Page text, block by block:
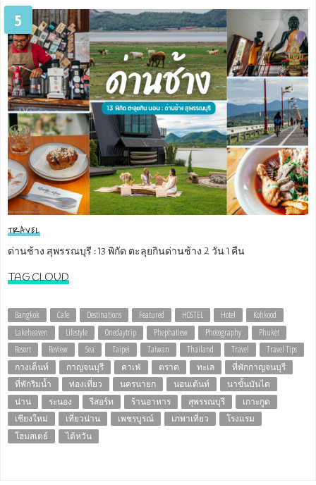
5
TRAVEL
ด่านช้าง สุพรรณบุรี : 13 พิกัด ตะลุยกินด่านช้าง 2 วัน 1 คืน
TAG CLOUD
Bangkok Cafe Destinations Featured HOSTEL Hotel
Kohkood
Lakeheaven
Lifestyle Onedaytrip Phephatiew Photography
Phuket
Resort
Review Sea Taipei Taiwan Thailand Travel
Travel Tips
กางเต็นท์
กาญจนบุรี คาเฟ่ ตราด ทะเล
ที่พักกาญจนบุรี
ที่พักริมน้ำ
ท่องเที่ยว นครนายก นอนเต้นท์
นาขั้นบันได
น่าน
ระนอง รีสอร์ท ร้านอาหาร สุพรรณบุรี
เกาะกูด
เชียงใหม่
เที่ยวน่าน เพชรบูรณ์ เภพาเที่ยว
โรงแรม
โฮมสเตย์
ไต้หวัน